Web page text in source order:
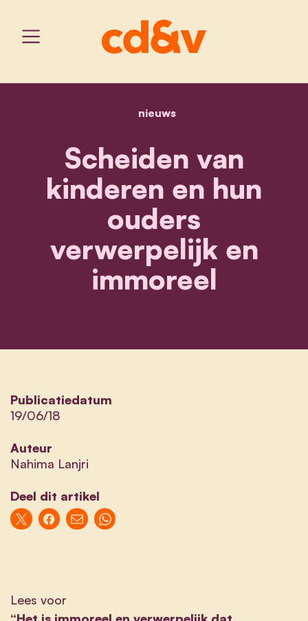
home
nieuwsscheiden van kinderen
Scheiden van
kinderen en hun
ouders
verwerpelijk en
immoreel
Publicatiedatum
19/06/18
Auteur
Nahima Lanjri
Deel dit artikel
Lees voor
“Het is immoreel en verwerpelijk dat